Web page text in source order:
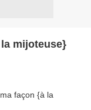
mijoteuse}